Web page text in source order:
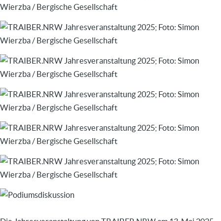
Image
Image
Image
Image
Image
Image